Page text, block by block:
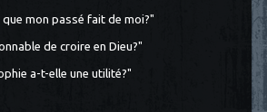
que mon passé fait de moi?"
de croire en Dieu?"
a-t-elle une utilité?"